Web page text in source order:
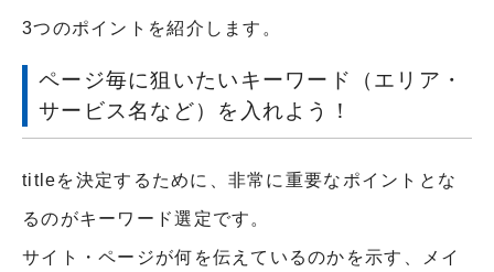
3つのポイントを紹介します。
ページ毎に狙いたいキーワード（エリア・
サービス名など）を入れよう！
titleを決定するために、非常に重要なポイントとな
るのがキーワード選定です。
サイト・ページが何を伝えているのかを示す、メイ